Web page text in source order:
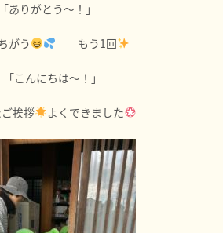
「ありがとう～！」
がう もう1回
「こんにちは～！」
挨拶 よくできました